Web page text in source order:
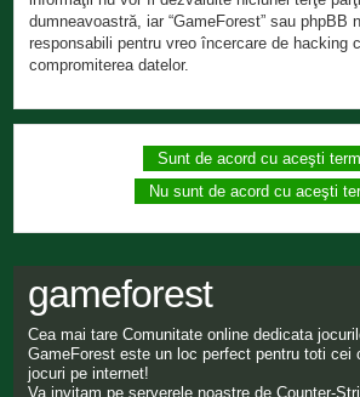
dumneavoastră, iar “GameForest” sau phpBB
responsabili pentru vreo încercare de hacking
compromiterea datelor.
gameforest
Cea mai tare Comunitate online dedicata
GameForest este un loc perfect pentru toti cei
jocuri pe internet!
Va invitam pe serverele noastre de Counter-